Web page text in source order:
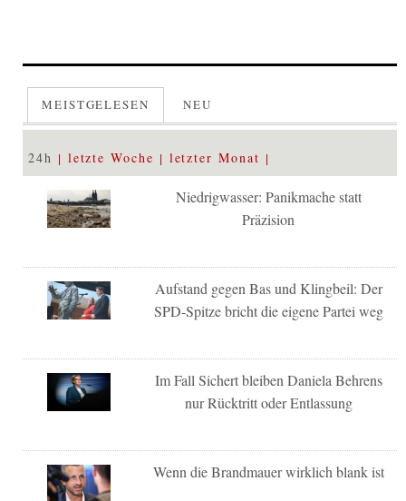
MEISTGELESEN NEU
24h letzte Woche letzter Monat
Niedrigwasser: Panikmache statt
Präzision
Aufstand gegen Bas und Klingbeil: Der
SPD-Spitze bricht die eigene Partei weg
Im Fall Sichert bleiben Daniela Behrens
nur Rücktritt oder Entlassung
Wenn die Brandmauer wirklich blank ist